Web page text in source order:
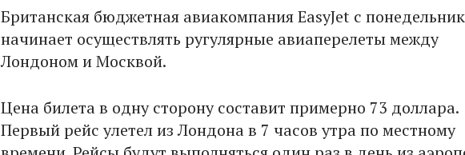
Британская бюджетная авиакомпания EasyJet с
начинает осуществлять ругулярные авиаперелеты между
Лондоном и Москвой.
Цена билета в одну сторону составит примерно 73 доллара.
Первый рейс улетел из Лондона в 7 часов утра по местному